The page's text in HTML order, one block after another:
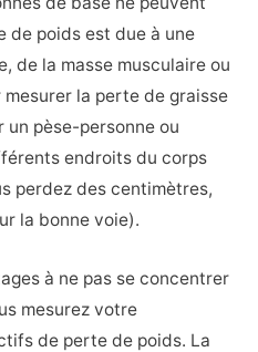
de poids est due à une
de la masse musculaire ou
mesurer la perte de graisse
un pèse-personne ou
endroits du corps
perdez des centimètres,
la bonne voie).
à ne pas se concentrer
mesurez votre
de perte de poids. La